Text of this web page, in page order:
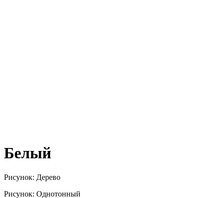
Белый
Рисунок: Дерево
Рисунок: Однотонный